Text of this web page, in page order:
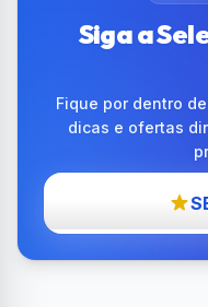
Siga a
Fique por dentro
dicas e ofertas